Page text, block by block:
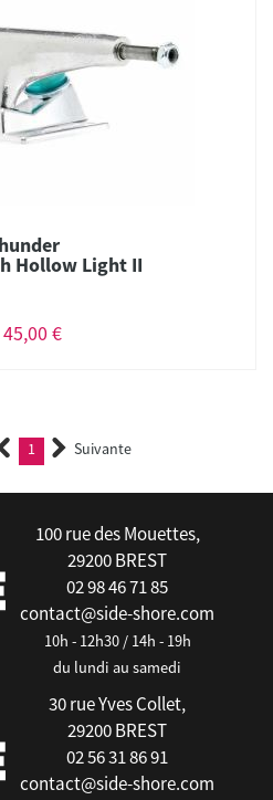
Hollow Light II
45,00 €
1 (current)Suivante
100 rue des Mouettes,
29200 BREST
02 98 46 71 85
contact@side-shore.com
10h - 12h30 / 14h - 19h
du lundi au samedi
30 rue Yves Collet,
29200 BREST
02 56 31 86 91
contact@side-shore.com